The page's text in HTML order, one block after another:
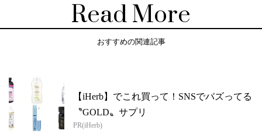
Read More
おすすめの関連記事
【iHerb】でこれ買って！SNSでバズってる
〝GOLD〟サプリ
PR(iHerb)